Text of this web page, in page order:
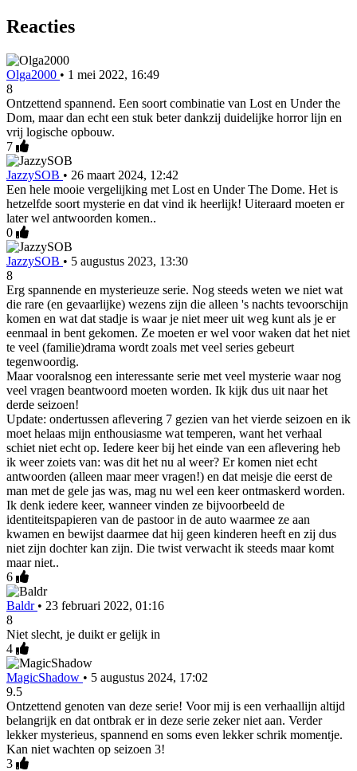
Reacties
Olga2000 • 1 mei 2022, 16:49
8
Ontzettend spannend. Een soort combinatie van Lost en Under the
Dom, maar dan echt een stuk beter dankzij duidelijke horror lijn en
vrij logische opbouw.
7
JazzySOB • 26 maart 2024, 12:42
Een hele mooie vergelijking met Lost en Under The Dome. Het is
hetzelfde soort mysterie en dat vind ik heerlijk! Uiteraard moeten er
later wel antwoorden komen..
0
JazzySOB • 5 augustus 2023, 13:30
8
Erg spannende en mysterieuze serie. Nog steeds weten we niet wat
die rare (en gevaarlijke) wezens zijn die alleen 's nachts tevoorschijn
komen en wat dat stadje is waar je niet meer uit weg kunt als je er
eenmaal in bent gekomen. Ze moeten er wel voor waken dat het niet
te veel (familie)drama wordt zoals met veel series gebeurt
tegenwoordig.
Maar vooralsnog een interessante serie met veel mysterie waar nog
veel vragen beantwoord moeten worden. Ik kijk dus uit naar het
derde seizoen!
Update: ondertussen aflevering 7 gezien van het vierde seizoen en ik
moet helaas mijn enthousiasme wat temperen, want het verhaal
schiet niet echt op. Iedere keer bij het einde van een aflevering heb
ik weer zoiets van: was dit het nu al weer? Er komen niet echt
antwoorden (alleen maar meer vragen!) en dat meisje die eerst de
man met de gele jas was, mag nu wel een keer ontmaskerd worden.
Ik denk iedere keer, wanneer vinden ze bijvoorbeeld de
identiteitspapieren van de pastoor in de auto waarmee ze aan
kwamen en bewijst daarmee dat hij geen kinderen heeft en zij dus
niet zijn dochter kan zijn. Die twist verwacht ik steeds maar komt
maar niet..
6
Baldr • 23 februari 2022, 01:16
8
Niet slecht, je duikt er gelijk in
4
MagicShadow • 5 augustus 2024, 17:02
9.5
Ontzettend genoten van deze serie! Voor mij is een verhaallijn altijd
belangrijk en dat ontbrak er in deze serie zeker niet aan. Verder
lekker mysterieus, spannend en soms even lekker schrik momentje.
Kan niet wachten op seizoen 3!
3